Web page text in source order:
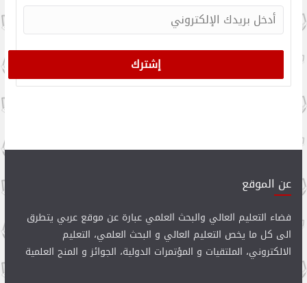
عن الموقع
فضاء التعليم العالي والبحث العلمي عبارة عن موقع عربي يتطرق
الى كل ما يخص التعليم العالي و البحث العلمي، التعليم
الالكتروني، الملتقيات و المؤتمرات الدولية، الجوائز و المنح العلمية